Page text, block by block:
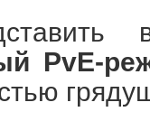
PvE-